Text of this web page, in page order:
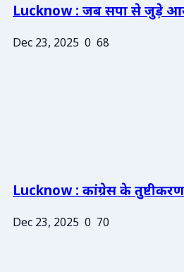
Lucknow : जब सपा से जुड़े
Dec 23, 2025 0 68
Lucknow : कांग्रेस के
Dec 23, 2025 0 70